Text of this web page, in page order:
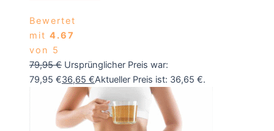
Bewertet
mit 4.67
von 5
79,95€ Ursprünglicher Preis war:
79,95 €36,65 €Aktueller Preis ist: 36,65 €.